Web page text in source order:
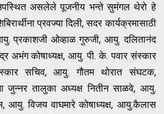
उपस्थित असलेले पूजनीय भन्ते सुमंगल थेरो हे
प्रवज्या दिली, सदर कार्यक्रमासाठी
प्रकाशजी ओव्हाळ गुरुजी, आयु. दलितानंद
अभंग कोषाध्यक्ष, आयु. पी. के. पवार संस्कार
सचिव, आयु. गौतम थोरात संघटक,
जुन्नर तालुका अध्यक्ष नितीन साळवे, आयु.
आयु. विजय वाघमारे कोषाध्यक्ष, आयु.कैलास